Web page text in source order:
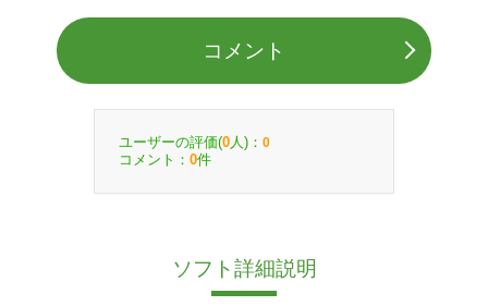
コメント
ユーザーの評価(0 人)： 0
コメント： 0件
ソフト詳細説明